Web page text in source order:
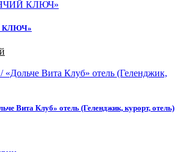
КЛЮЧ»
Вита Клуб» отель (Геленджик, курорт, отель)